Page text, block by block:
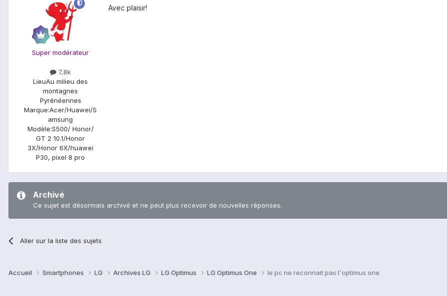
Super modérateur
7,8k
LieuAu milieu des
montagnes
Pyrénéennes
Marque:Acer/Huawei/S
amsung
Modèle:S500/ Honor/
GT 2 10.1/Honor
3X/Honor 6X/huawei
P30, pixel 8 pro
Avec plaisir!
Archivé
Ce sujet est désormais archivé et ne peut plus recevoir de nouvelles réponses.
Aller sur la liste des sujets
Accueil Smartphones LG Archives LG LG Optimus LG Optimus One le pc ne reconnait pas l'optimus one